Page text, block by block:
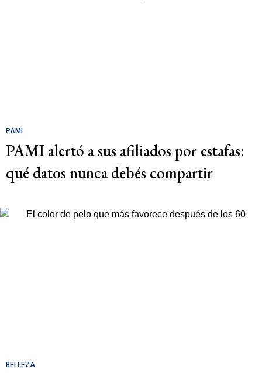
PAMI
PAMI alertó a sus afiliados por estafas:
qué datos nunca debés compartir
BELLEZA